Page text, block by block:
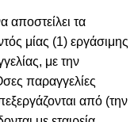
αποστείλει τα
μίας (1) εργάσιμης
με την
παραγγελίες
από (την